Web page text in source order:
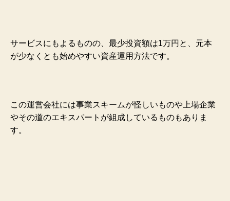
サービスにもよるものの、最少投資額は1万円と、元本
が少なくとも始めやすい資産運用方法です。
この運営会社には事業スキームが怪しいものや上場企業
やその道のエキスパートが組成しているものもありま
す。